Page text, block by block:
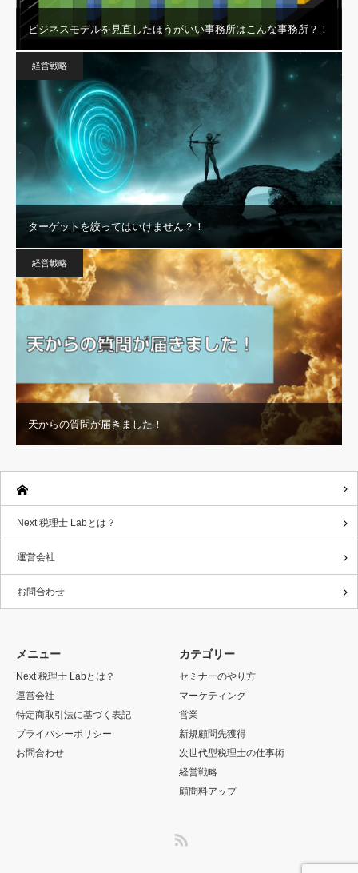
ビジネスモデルを見直したほうがいい事務所はこんな事務所？！
経営戦略
ターゲットを絞ってはいけません？！
経営戦略
天からの質問が届きました！
Next 税理士 Labとは？
運営会社
お問合わせ
メニュー
Next 税理士 Labとは？
運営会社
特定商取引法に基づく表記
プライバシーポリシー
お問合わせ
カテゴリー
セミナーのやり方
マーケティング
営業
新規顧問先獲得
次世代型税理士の仕事術
経営戦略
顧問料アップ